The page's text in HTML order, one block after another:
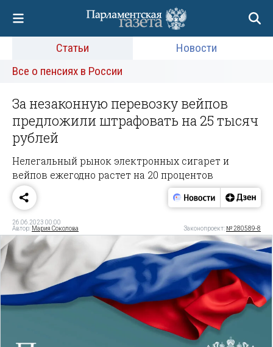
Статьи
Новости
Все о пенсиях в России
За незаконную перевозку вейпов
предложили штрафовать на 25 тысяч
рублей
Нелегальный рынок электронных сигарет и
вейпов ежегодно растет на 20 процентов
26.06.2023 00:00
Автор: Мария Соколова Законопроект: № 280589-8